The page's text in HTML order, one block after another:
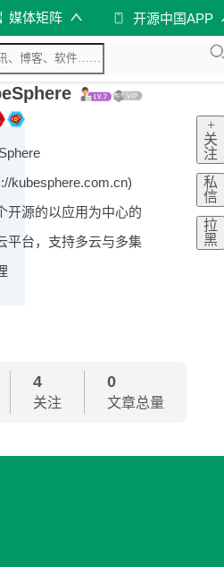
媒体矩阵 开源中国APP
kubesphere.com.cn)
开源的以应用为中心的
平台，支持多云与多集
+
关
注
私
信
拉
黑
4
关注
0
文章总量